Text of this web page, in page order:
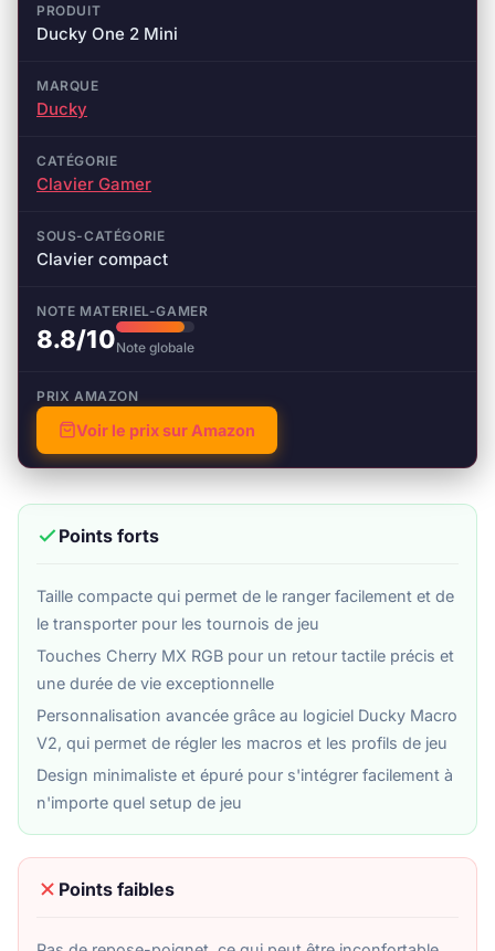
PRODUIT
Ducky One 2 Mini
MARQUE
Ducky
CATÉGORIE
Clavier Gamer
SOUS-CATÉGORIE
Clavier compact
NOTE MATERIEL-GAMER
8.8/10Note globale
PRIX AMAZON
Voir le prix sur Amazon
Points forts
Taille compacte qui permet de le ranger facilement et de
le transporter pour les tournois de jeu
Touches Cherry MX RGB pour un retour tactile précis et
une durée de vie exceptionnelle
Personnalisation avancée grâce au logiciel Ducky Macro
V2, qui permet de régler les macros et les profils de jeu
Design minimaliste et épuré pour s'intégrer facilement à
n'importe quel setup de jeu
Points faibles